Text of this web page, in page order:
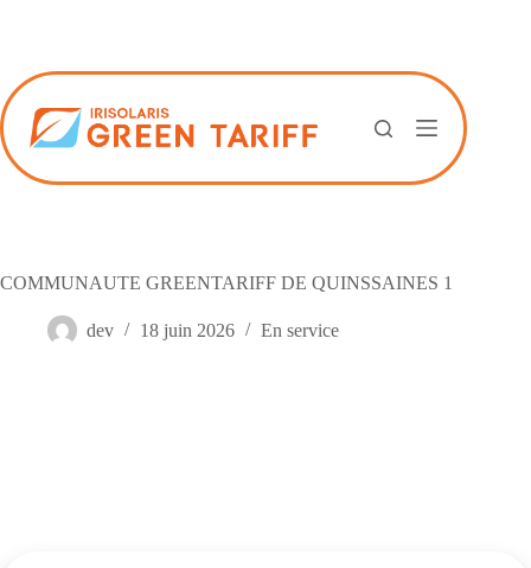
COMMUNAUTE GREENTARIFF DE QUINSSAINES 1
dev 18 juin 2026 En service